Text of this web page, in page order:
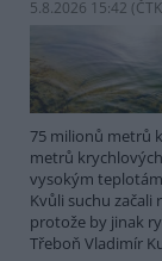
5.8.2026 15:42 (ČTK
75 milionů metrů
metrů
vysokým
Kvůli suchu
protože by jinak
Třeboň Vladimír